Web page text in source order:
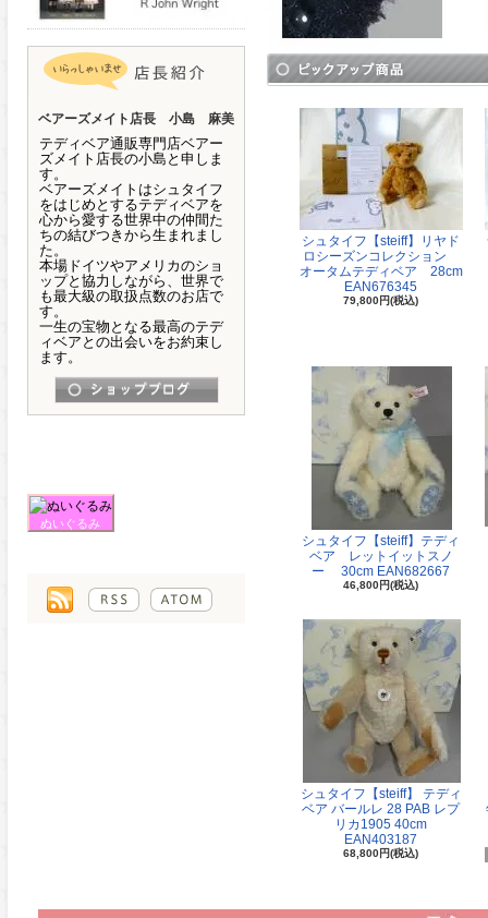
ベアーズメイト店長 小島 麻美
テディベア通販専門店ベアー
ズメイト店長の小島と申しま
す。
ベアーズメイトはシュタイフ
をはじめとするテディベアを
心から愛する世界中の仲間た
ちの結びつきから生まれまし
た。
本場ドイツやアメリカのショ
ップと協力しながら、世界で
も最大級の取扱点数のお店で
す。
一生の宝物となる最高のテデ
ィベアとの出会いをお約束し
ます。
ぬいぐるみ
シュタイフ【steiff】リヤド
ロシーズンコレクション
オータムテディベア 28cm
EAN676345
79,800円(税込)
シュタイフ【steiff】テディ
ベア レットイットスノ
ー 30cm EAN682667
46,800円(税込)
シュタイフ【steiff】 テディ
ベア バールレ 28 PAB レプ
リカ1905 40cm
EAN403187
68,800円(税込)